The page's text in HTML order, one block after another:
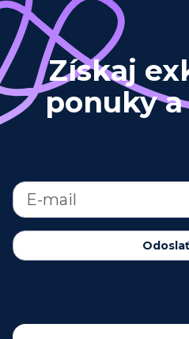
Získaj
ponuky
Odoslať